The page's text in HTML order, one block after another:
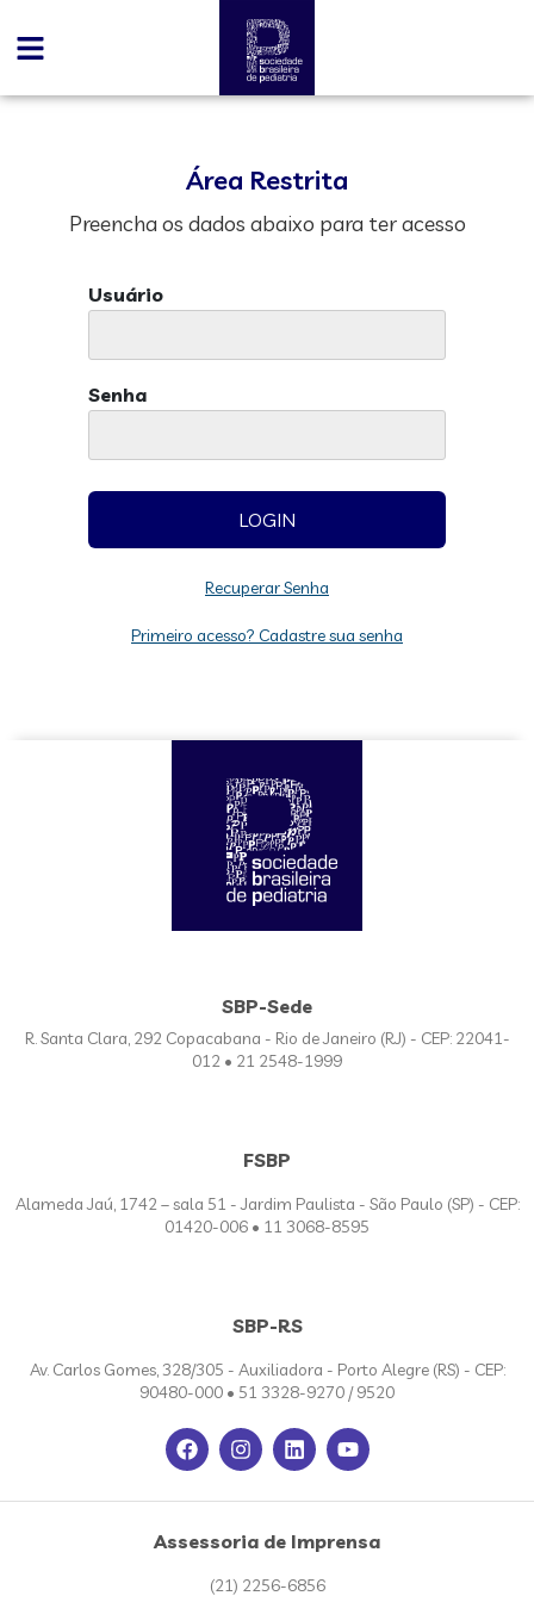
Área Restrita
Preencha os dados abaixo para ter acesso
Usuário
Senha
Recuperar Senha
Primeiro acesso? Cadastre sua senha
SBP-Sede
R. Santa Clara, 292 Copacabana - Rio de Janeiro (RJ) - CEP: 22041-
012 • 21 2548-1999
FSBP
Alameda Jaú, 1742 – sala 51 - Jardim Paulista - São Paulo (SP) - CEP:
01420-006 • 11 3068-8595
SBP-RS
Av. Carlos Gomes, 328/305 - Auxiliadora - Porto Alegre (RS) - CEP:
90480-000 • 51 3328-9270 / 9520
Assessoria de Imprensa
(21) 2256-6856